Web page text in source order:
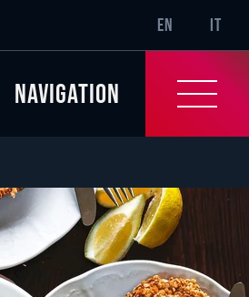
SR-
EN IT
Navigation